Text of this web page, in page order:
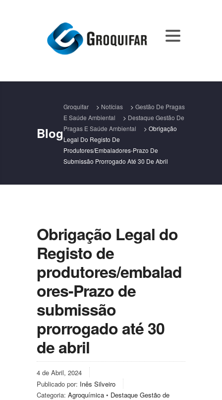
Blog
Groquifar > Notícias > Gestão De Pragas
E Saúde Ambiental
> Destaque Gestão De
Pragas E Saúde Ambiental
> Obrigação
Legal Do Registo De
Produtores/embaladores-Prazo De
Submissão Prorrogado Até 30 De Abril
Obrigação Legal do
Registo de
produtores/embalad
ores-Prazo de
submissão
prorrogado até 30
de abril
4 de Abril, 2024
Publicado por: Inês Silveiro
Categoria: Agroquímica • Destaque Gestão de